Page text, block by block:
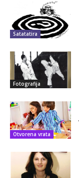
Satatatira
Fotografija
Otvorena vrata